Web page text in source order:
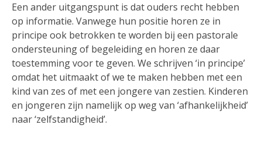
Een ander uitgangspunt is dat ouders recht hebben
op informatie. Vanwege hun positie horen ze in
principe ook betrokken te worden bij een pastorale
ondersteuning of begeleiding en horen ze daar
toestemming voor te geven. We schrijven ‘in principe’
omdat het uitmaakt of we te maken hebben met een
kind van zes of met een jongere van zestien. Kinderen
en jongeren zijn namelijk op weg van ‘afhankelijkheid’
naar ‘zelfstandigheid’.